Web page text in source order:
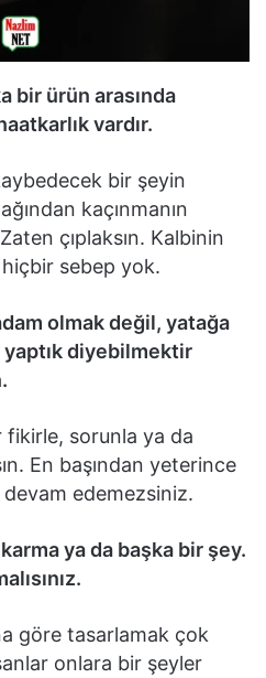
bir ürün arasında
vardır.
bir şeyin
kaçınmanın
çıplaksın. Kalbinin
sebep yok.
olmak değil, yatağa
yaptık diyebilmektir
sorunla ya da
En başından yeterince
edemezsiniz.
ya da başka bir şey.
göre tasarlamak çok
onlara bir şeyler